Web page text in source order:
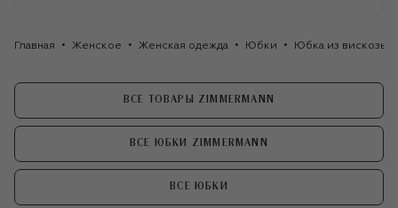
Главная Женское Женская одежда Юбки Юбка из вискозы
ВСЕ ТОВАРЫ ZIMMERMANN
ВСЕ ЮБКИ ZIMMERMANN
ВСЕ ЮБКИ